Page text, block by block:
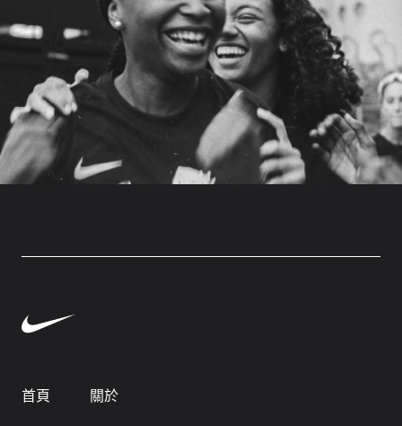
首頁
關於